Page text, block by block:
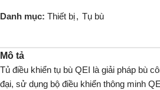
Danh mục: Thiết bị, Tụ bù
Mô tả
Tủ điều khiển tụ bù QEI là giải pháp bù
đại, sử dụng bộ điều khiển thông minh